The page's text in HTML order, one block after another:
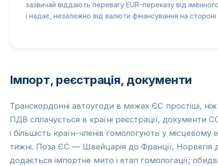
зазвичай віддають перевагу EUR-переказу від
і надає, незалежно від валюти фінансування на
Імпорт, реєстрація, документи
Транскордонні автоугоди в межах ЄС простіші,
ПДВ сплачується в країні реєстрації, документи
і більшість країн-членів гомологують у місцевому
тижні. Поза ЄС — Швейцарія до Франції,
додається імпортне мито і етап гомологації;